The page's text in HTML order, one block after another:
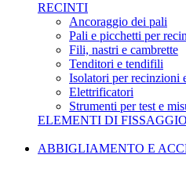
RECINTI
Ancoraggio dei pali
Pali e picchetti per
Fili, nastri e cambrette
Tenditori e tendifili
Isolatori per recinzioni
Elettrificatori
Strumenti per test e
ELEMENTI DI FISSAGGIO
ABBIGLIAMENTO E